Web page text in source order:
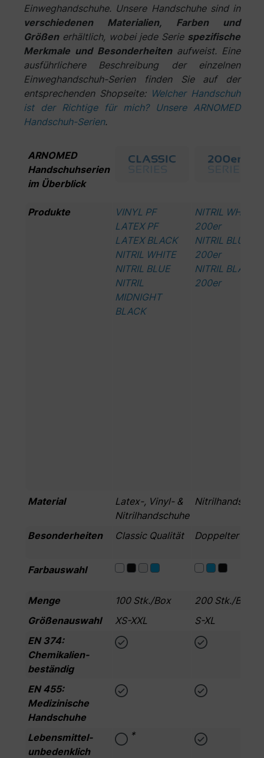
Einweghandschuhe. Unsere Handschuhe sind in
verschiedenen Materialien, Farben und
Größenerhältlich, wobei jede Serie spezifische
Merkmale und Besonderheitenaufweist. Eine
ausführlichere Beschreibung der einzelnen
Einweghandschuh-Serien finden Sie auf der
entsprechenden Shopseite: Welcher Handschuh
ist der Richtige für mich? Unsere ARNOMED
Handschuh-Serien.
ARNOMED
Handschuhserien
im Überblick
Produkte
VINYL PF
LATEX PF
LATEX BLACK
NITRIL WHITE
NITRIL BLUE
NITRIL
MIDNIGHT
BLACK
NITRIL WHITE
200er
NITRIL BLUE
200er
NITRIL BLACK
200er
Material
Latex-, Vinyl- &
Nitrilhandschuhe
Besonderheiten Classic Qualität Doppelter
Farbauswahl
Menge 100 Stk./Box
200 Stk./Box
Größenauswahl
XS-XXL
S-XL
EN 374:
Chemikalien­
beständig
EN 455:
Medizinische
Handschuhe
Lebensmittel­
unbedenklich
*